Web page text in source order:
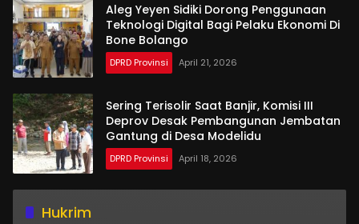
Aleg Yeyen Sidiki Dorong Penggunaan
Teknologi Digital Bagi Pelaku Ekonomi Di
Bone Bolango
DPRD Provinsi April 21, 2026
Sering Terisolir Saat Banjir, Komisi III
Deprov Desak Pembangunan Jembatan
Gantung di Desa Modelidu
DPRD Provinsi April 18, 2026
Hukrim